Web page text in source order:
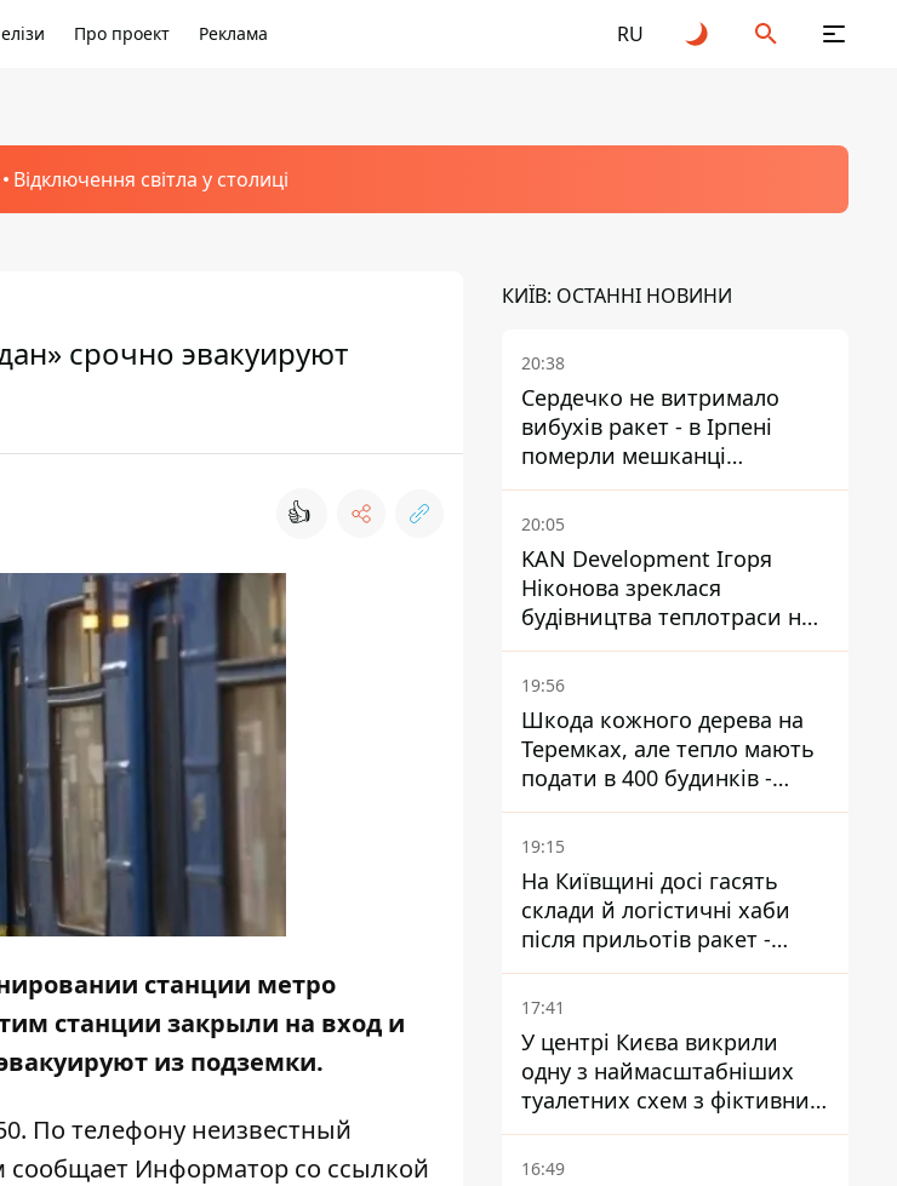
Про проект Реклама RU
Відключення світла у столиці
срочно эвакуируют
👍
станции метро
станции закрыли на вход и
из подземки.
По телефону неизвестный
сообщает Информатор со ссылкой
КИЇВ: ОСТАННІ НОВИНИ
20:38
Сердечко не витримало
вибухів ракет - в Ірпені
померли мешканці
притулку для собак з
інвалідністю
20:05
KAN Development Ігоря
Ніконова зреклася
будівництва теплотраси на
Теремках
19:56
Шкода кожного дерева на
Теремках, але тепло мають
подати в 400 будинків -
депутатка Київради
19:15
На Київщині досі гасять
склади й логістичні хаби
після прильотів ракет -
ДСНС
17:41
У центрі Києва викрили
одну з наймасштабніших
туалетних схем з фіктивним
будинком
16:49